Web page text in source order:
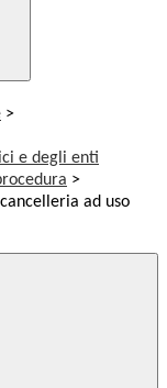
>
e degli enti
>
ad uso